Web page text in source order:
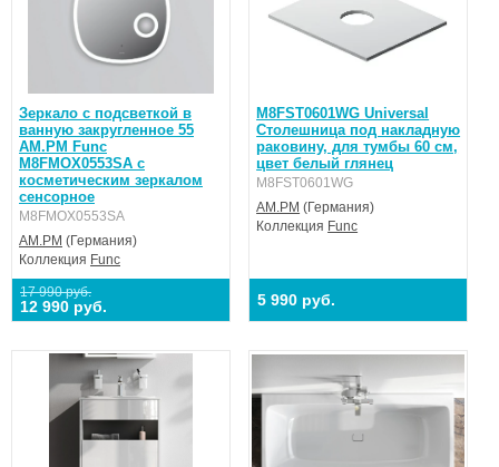
Зеркало с подсветкой в
ванную закругленное 55
AM.PM Func
M8FMOX0553SA с
косметическим зеркалом
сенсорное
M8FMOX0553SA
AM.PM (Германия)
Коллекция Func
17 990 руб.
12 990 руб.
M8FST0601WG Universal
Столешница под накладную
раковину, для тумбы 60 см,
цвет белый глянец
M8FST0601WG
AM.PM (Германия)
Коллекция Func
5 990 руб.